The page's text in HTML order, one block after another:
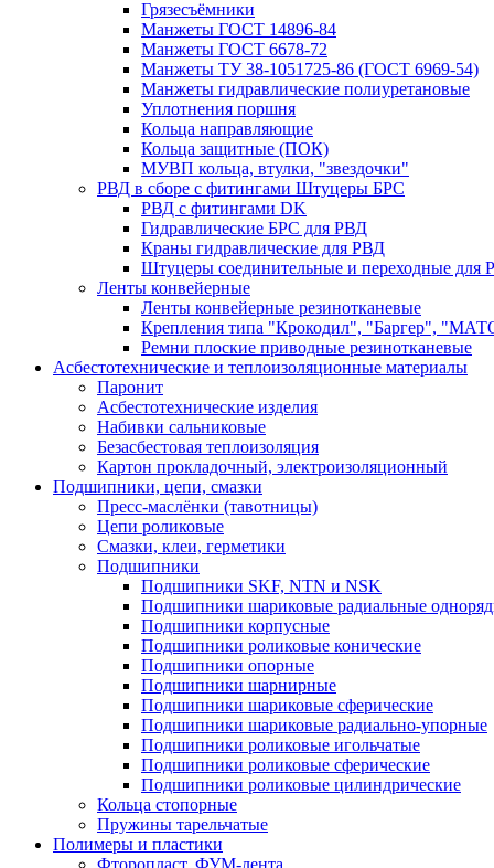
Грязесъёмники
Манжеты ГОСТ 14896-84
Манжеты ГОСТ 6678-72
Манжеты ТУ 38-1051725-86 (ГОСТ 6969-54)
Манжеты гидравлические полиуретановые
Уплотнения поршня
Кольца направляющие
Кольца защитные (ПОК)
МУВП кольца, втулки, "звездочки"
РВД в сборе с фитингами Штуцеры БРС
РВД с фитингами DK
Гидравлические БРС для РВД
Краны гидравлические для РВД
Штуцеры соединительные и переходные для
Ленты конвейерные
Ленты конвейерные резинотканевые
Крепления типа "Крокодил", "Баргер",
Ремни плоские приводные резинотканевые
Асбестотехнические и теплоизоляционные материалы
Паронит
Асбестотехнические изделия
Набивки сальниковые
Безасбестовая теплоизоляция
Картон прокладочный, электроизоляционный
Подшипники, цепи, смазки
Пресс-маслёнки (тавотницы)
Цепи роликовые
Смазки, клеи, герметики
Подшипники
Подшипники SKF, NTN и NSK
Подшипники шариковые радиальные
Подшипники корпусные
Подшипники роликовые конические
Подшипники опорные
Подшипники шарнирные
Подшипники шариковые сферические
Подшипники шариковые радиально-упорные
Подшипники роликовые игольчатые
Подшипники роликовые сферические
Подшипники роликовые цилиндрические
Кольца стопорные
Пружины тарельчатые
Полимеры и пластики
Фторопласт, ФУМ-лента